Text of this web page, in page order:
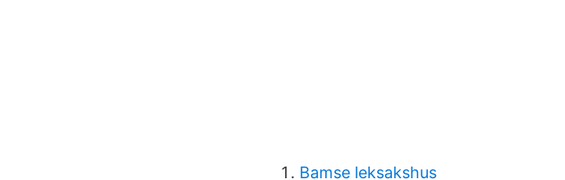
Bamse leksakshus